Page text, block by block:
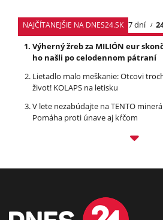
NAJČÍTANEJŠIE NA DNES24.SK 7 dní
Výherný žreb za MILIÓN eur
ho našli po celodennom pátraní
Lietadlo malo meškanie: Otcovi
život! KOLAPS na letisku
V lete nezabúdajte na TENTO
Pomáha proti únave aj kŕčom